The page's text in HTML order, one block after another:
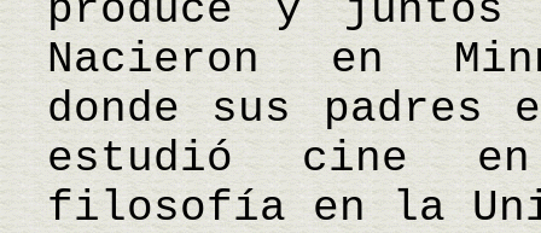
produce y juntos
Nacieron en
donde sus
estudió cine
filosofía en la